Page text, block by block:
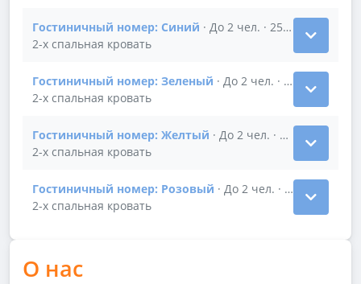
Гостиничный номер: Синий · До 2 чел. · 250 р/час
2-х спальная кровать
Показать подробности зала Гостиничный номер:
Гостиничный номер: Зеленый · До 2 чел. · 250 р/час
2-х спальная кровать
Показать подробности зала Гостиничный номер:
Гостиничный номер: Желтый · До 2 чел. · 250 р/час
2-х спальная кровать
Показать подробности зала Гостиничный номер:
Гостиничный номер: Розовый · До 2 чел. · 250 р/час
2-х спальная кровать
Показать подробности зала Гостиничный номер:
О нас